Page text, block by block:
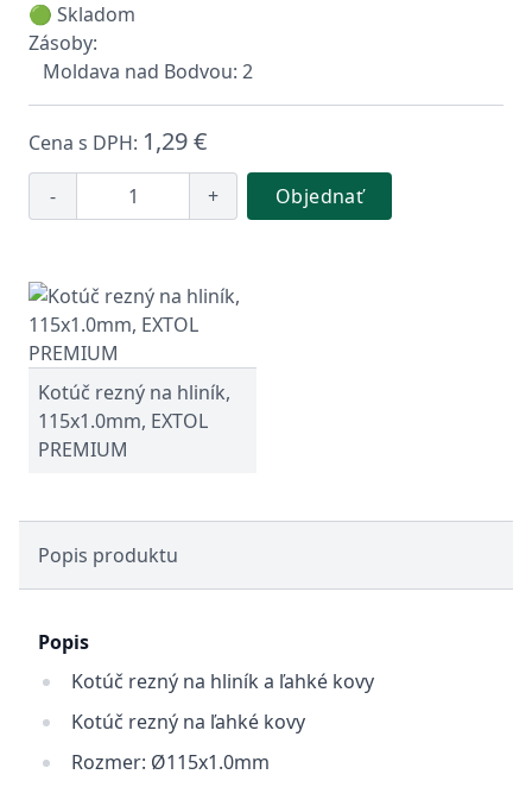
🟢 Skladom
Zásoby:
Moldava nad Bodvou: 2
Cena s DPH: 1,29 €
- + Objednať
Kotúč rezný na hliník,
115x1.0mm, EXTOL
PREMIUM
Popis produktu
Popis
Kotúč rezný na hliník a ľahké kovy
Kotúč rezný na ľahké kovy
Rozmer: Ø115x1.0mm